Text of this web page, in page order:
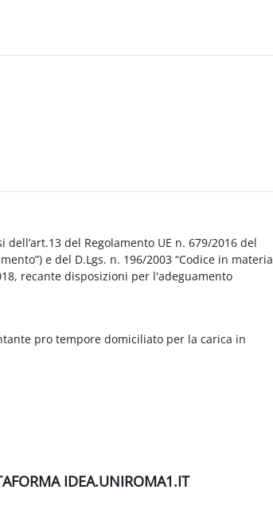
del Regolamento UE n. 679/2016 del
e del D.Lgs. n. 196/2003 “Codice in materia
recante disposizioni per l'adeguamento
pro tempore domiciliato per la carica in
IDEA.UNIROMA1.IT